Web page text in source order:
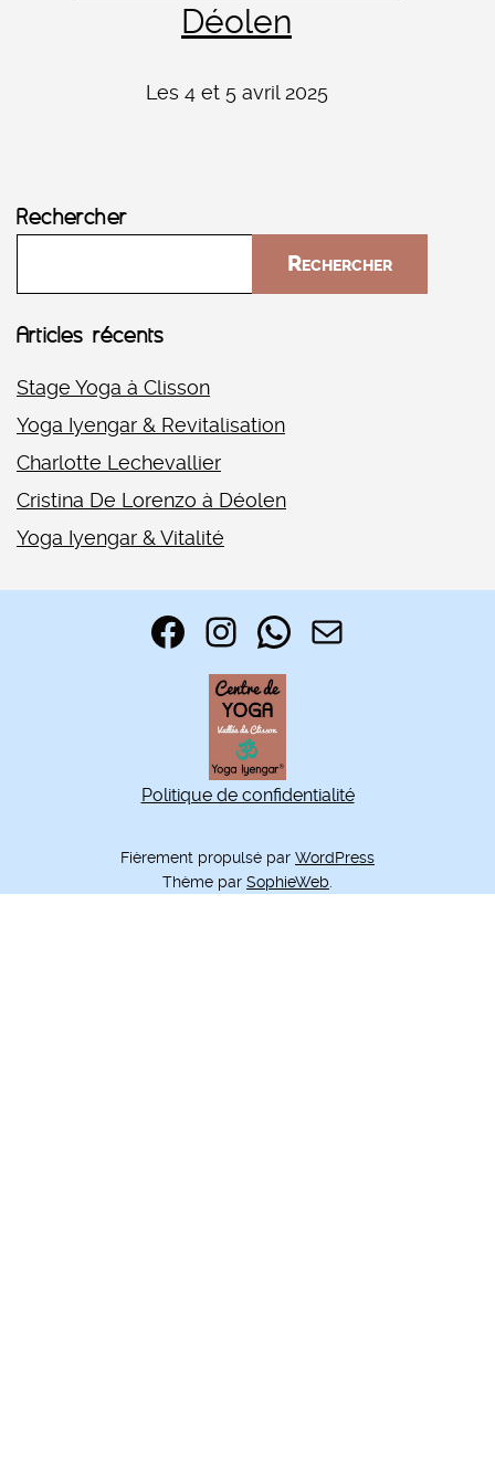
Déolen
Les 4 et 5 avril 2025
Rechercher
Rechercher
Articles récents
Stage Yoga à Clisson
Yoga Iyengar & Revitalisation
Charlotte Lechevallier
Cristina De Lorenzo à Déolen
Yoga Iyengar & Vitalité
Facebook
Instagram
WhatsApp
E-mail
Politique de confidentialité
Fièrement propulsé par WordPress
Thème par SophieWeb